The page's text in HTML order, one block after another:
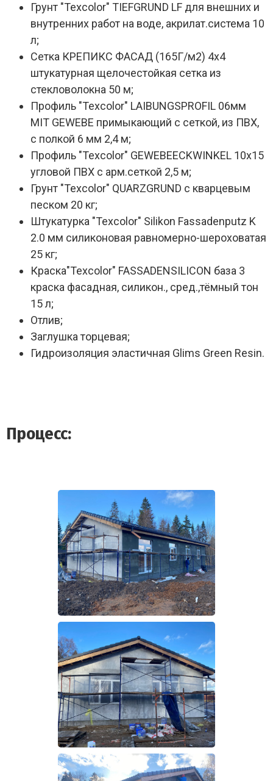
Грунт "Texcolor" TIEFGRUND LF для внешних и
внутренних работ на воде, акрилат.система 10
л;
Сетка КРЕПИКС ФАСАД (165Г/м2) 4х4
штукатурная щелочестойкая сетка из
стекловолокна 50 м;
Профиль "Texcolor" LAIBUNGSPROFIL 06мм
MIT GEWEBE примыкающий с сеткой, из ПВХ,
с полкой 6 мм 2,4 м;
Профиль "Texcolor" GEWEBEECKWINKEL 10х15
угловой ПВХ с арм.сеткой 2,5 м;
Грунт "Texcolor" QUARZGRUND с кварцевым
песком 20 кг;
Штукатурка "Texcolor" Silikon Fassadenputz K
2.0 мм силиконовая равномерно-шероховатая
25 кг;
Краска"Texcolor" FASSADENSILICON база 3
краска фасадная, силикон., сред.,тёмный тон
15 л;
Отлив;
Заглушка торцевая;
Гидроизоляция эластичная Glims Green Resin.
Процесс: